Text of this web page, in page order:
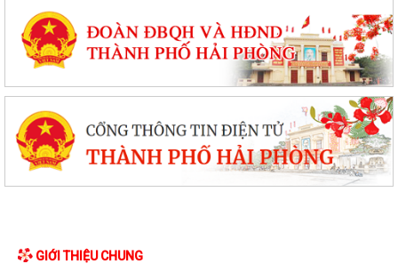
GIỚI THIỆU CHUNG